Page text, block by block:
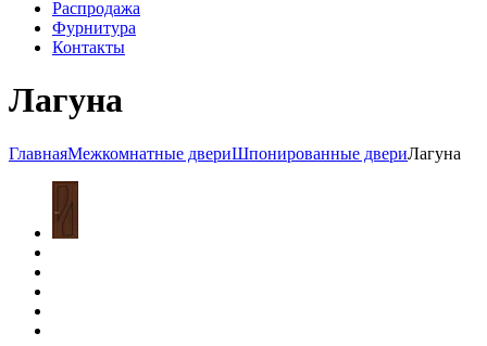
Распродажа
Фурнитура
Контакты
Лагуна
ГлавнаяМежкомнатные двериШпонированные двериЛагуна